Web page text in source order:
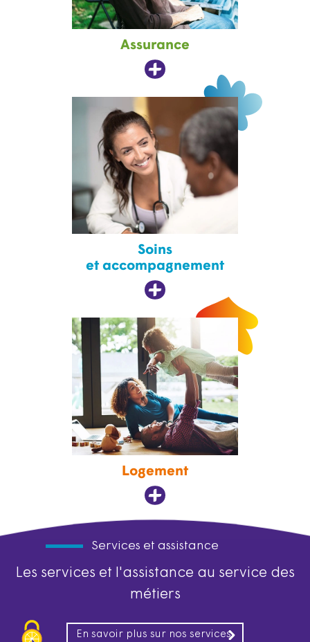
Assurance
Soins
et accompagnement
Logement
Services et assistance
Les services et l'assistance au service des
métiers
En savoir plus sur nos services